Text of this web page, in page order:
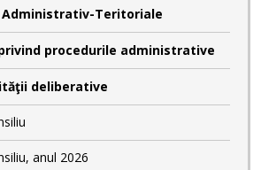
Teritoriale
procedurile administrative
deliberative
anul 2026